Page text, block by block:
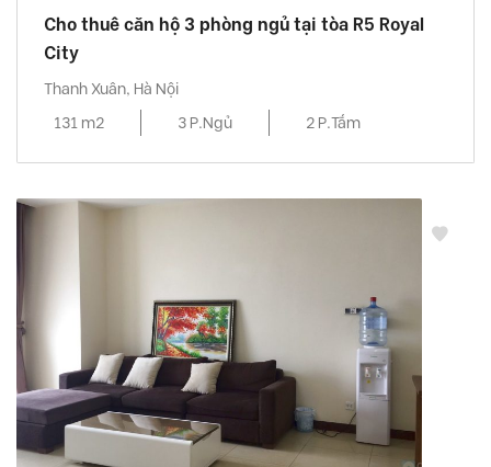
Cho thuê căn hộ 3 phòng ngủ tại tòa R5 Royal
City
Thanh Xuân, Hà Nội
131 m2
3 P.Ngủ 2 P.Tắm